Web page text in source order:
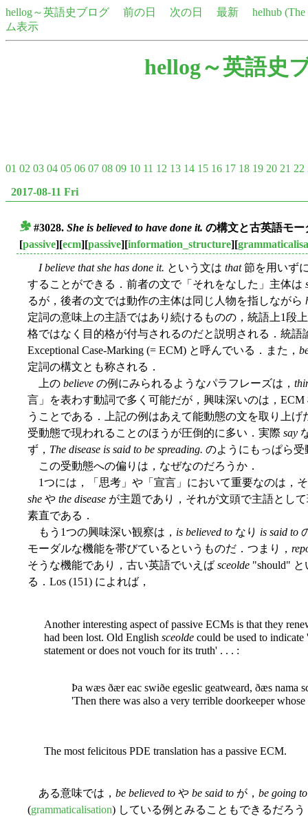
hellog～英語史ブログ 前の日 次の日 最新
helhub
ム表示
hellog～英語史
01 02 03 04 05 06 07 08 09 10 11 12 13 14 15 16 17 18 19 20 21 22
2017-08-11 Fri
#3028. She is believed to have done it. の構文と古英語モ
[passive][ecm][passive][information_structure][
I believe that she has done it. という文は that節を用いず
することができる．前者の文で「それをなした」主体は
るが，後者の文では動作の主体は同じ人物を指しながら
定詞の意味上の主語ではあり続けるものの，統語上1段
格ではなく目的格が付与されるのだと説明される．統
Exceptional Case-Marking (= ECM) と呼んでいる．また，
定詞の構文とも称される．
上の believe の例にみられるようなパラフレーズは，
言」を表わす動詞で多く可能だが，興味深いのは，
うことである．上記の例はあえて能動態の文を取り上げ
受動態で現われることのほうが圧倒的に多い．実際 say
ず， The disease is said to be spreading. のようにもっぱら
この受動態への偏りは，なぜなのだろうか．
1つには，「思考」や「宣言」において重要なのは，
she や the disease が主題であり，それが文頭で主語とし
素直である．
もう1つの興味深い観察は， is believed to なり is said to
モーダルな機能を帯びているというものだ．つまり，
そうな機能であり，古い英語でいえば sceolde "should"
る．Los (151) によれば，
Another interesting aspect of passive ECMs is that they
had been lost. Old English sceolde could be used to indicate
statement or does not vouch for its truth' . . . :
Þa wæs ðær eac swiðe egeslic geatweard, ðæs nama
'Then there was also a very terrible doorkeeper
The most felicitous PDE translation has a passive ECM.
ある意味では， be believed to や be said to が， be going to
(grammaticalisation) している例とみることもできるだろう